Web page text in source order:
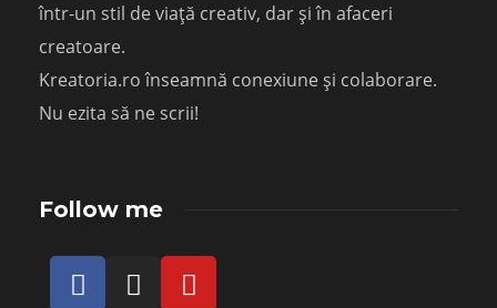
într-un stil de viață creativ, dar și în afaceri
creatoare.
Kreatoria.ro înseamnă conexiune și colaborare.
Nu ezita să ne scrii!
Follow me